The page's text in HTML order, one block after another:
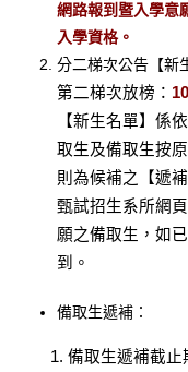
網路報到暨入學意
入學資格。
分二梯次公告【新
第二梯次放榜：
【新生名單】係
取生及備取生按
則為候補之【遞
甄試招生系所網
願之備取生，如
到。
備取生遞補：
備取生遞補截止